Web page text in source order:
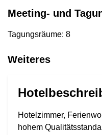
Meeting- und
Tagungsräume: 8
Weiteres
Hotelzimmer,
hohem